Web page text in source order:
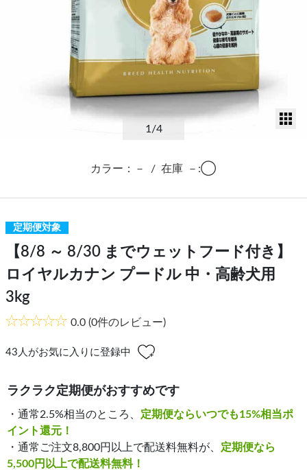
1/4
カラー：－ / 在庫 －:◯
定期便対象
【8/8 ～ 8/30 までウェットフード付き】
ロイヤルカナン プードル 中・高齢犬用
3kg
0.0 (0件のレビュー)
43 人がお気に入りに登録中
ラクラク定期便がおすすめです
・通常2.5%相当のところ、 定期便ならいつでも15%相当ポ
イント還元！
・通常ご注文8,800円以上で配送料無料が、 定期便なら
5,500円以上で配送料無料！